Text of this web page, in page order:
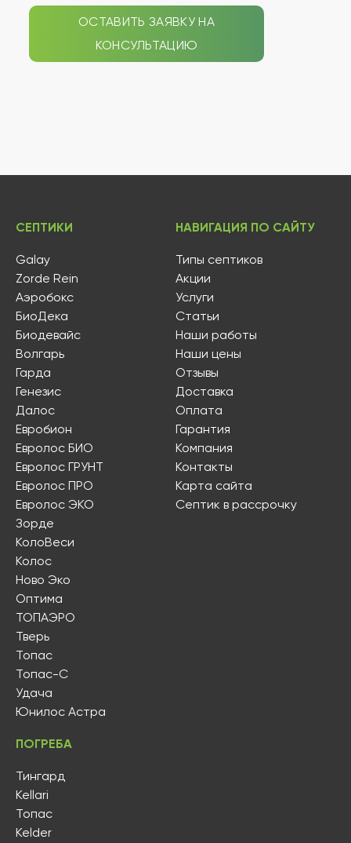
ОСТАВИТЬ ЗАЯВКУ НА
КОНСУЛЬТАЦИЮ
СЕПТИКИ
Galay
Zorde Rein
Аэробокс
БиоДека
Биодевайс
Волгарь
Гарда
Генезис
Далос
Евробион
Евролос БИО
Евролос ГРУНТ
Евролос ПРО
Евролос ЭКО
Зорде
КолоВеси
Колос
Ново Эко
Оптима
ТОПАЭРО
Тверь
Топас
Топас-С
Удача
Юнилос Астра
ПОГРЕБА
Тингард
Kellari
Топас
Kelder
НАВИГАЦИЯ ПО САЙТУ
Типы септиков
Акции
Услуги
Статьи
Наши работы
Наши цены
Отзывы
Доставка
Оплата
Гарантия
Компания
Контакты
Карта сайта
Септик в рассрочку